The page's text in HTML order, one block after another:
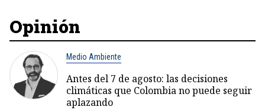
Opinión
Medio Ambiente
Antes del 7 de agosto: las decisiones
climáticas que Colombia no puede seguir
aplazando